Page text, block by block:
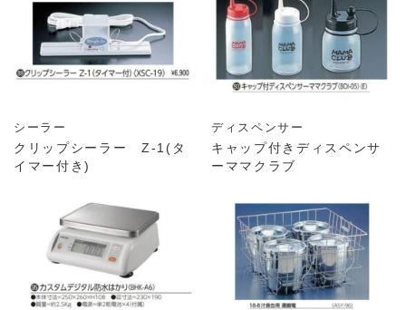
シーラー
クリップシーラー Z-1(タ
イマー付き)
ディスペンサー
キャップ付きディスペンサ
ーママクラブ